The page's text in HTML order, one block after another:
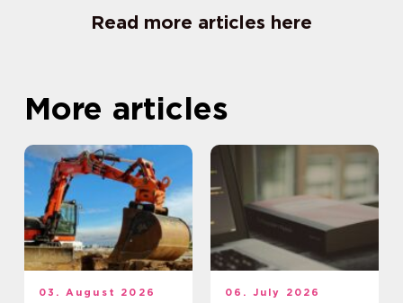
Read more articles here
More articles
03. August 2026 06. July 2026